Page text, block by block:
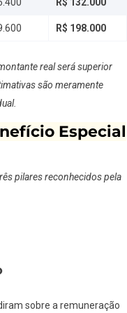
R$ 198.000
real será superior
são meramente
Especial
pilares reconhecidos pela
sobre a remuneração